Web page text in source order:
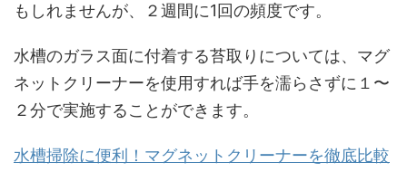
もしれませんが、２週間に1回の頻度です。
水槽のガラス面に付着する苔取りについては、マグ
ネットクリーナーを使用すれば手を濡らさずに１〜
２分で実施することができます。
水槽掃除に便利！マグネットクリーナーを徹底比較